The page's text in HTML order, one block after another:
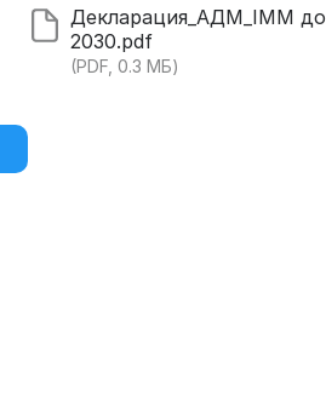
Декларация_АДМ_IMM до
2030.pdf
(PDF, 0.3 МБ)